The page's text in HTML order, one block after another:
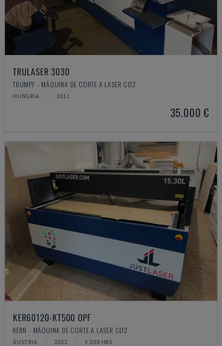
TRULASER 3030
TRUMPF - MÁQUINA DE CORTE A LASER CO2
HUNGRIA 2011
35.000 €
KER60120-KT500 OPF
KERN - MÁQUINA DE CORTE A LASER CO2
ÁUSTRIA 2022 3.550 HRS